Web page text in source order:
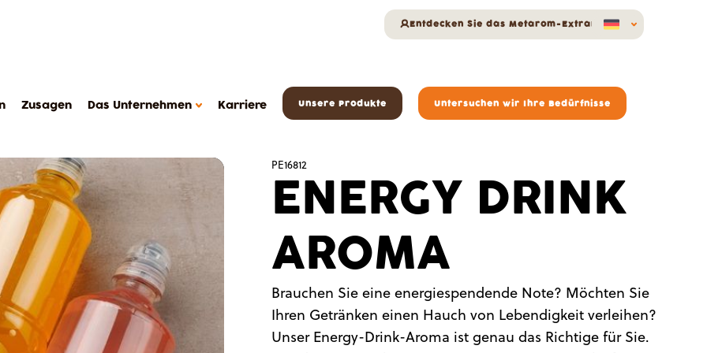
Zusagen Das Unternehmen
DAS METAROM UNTERNEHMEN
Das Unternehmen
FAQ
Kontakt
Metarom.com
Karriere Unsere Produkte Untersuchen wir Ihre Bedürfnisse
Entdecken Sie das Metarom-Extranet
PE16812
ENERGY DRINK
AROMA
Brauchen Sie eine energiespendende Note? Möchten Sie
Ihren Getränken einen Hauch von Lebendigkeit verleihen?
Unser Energy-Drink-Aroma ist genau das Richtige für Sie.